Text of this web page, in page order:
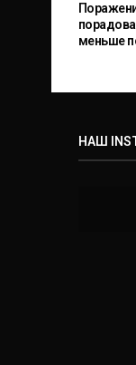
меньше
НАШ